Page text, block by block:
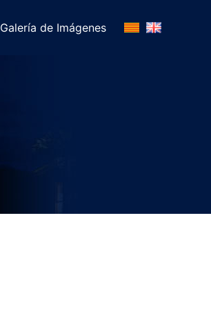
Galería de Imágenes